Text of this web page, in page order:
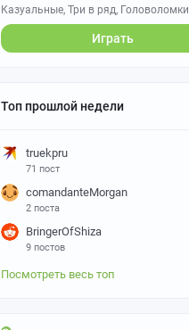
Казуальные, Три в ряд, Головоломки
Играть
Топ прошлой недели
truekpru
71 пост
comandanteMorgan
2 поста
BringerOfShiza
9 постов
Посмотреть весь топ